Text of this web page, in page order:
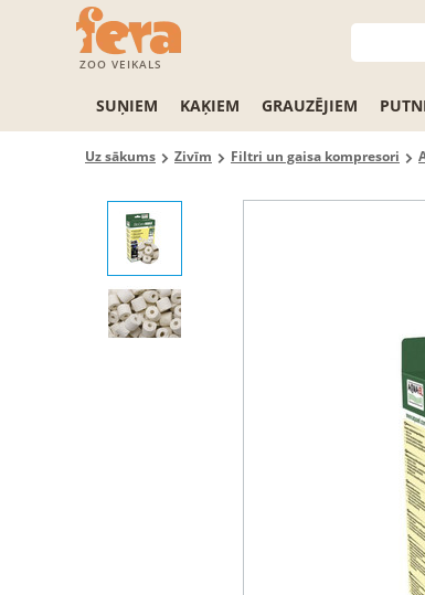
ZOO VEIKALS
SUŅIEM KAĶIEM GRAUZĒJIEM
Uz sākums Zivīm Filtri un gaisa kompresori